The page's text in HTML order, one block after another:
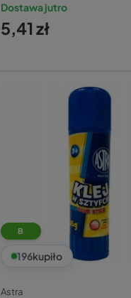
Dostawa jutro
5,41 zł
B
196kupiło
Astra